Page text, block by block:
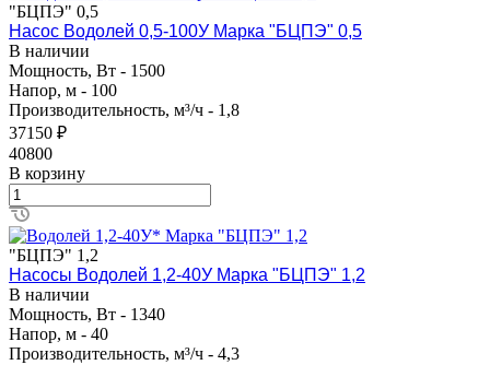
"БЦПЭ" 0,5
Насос Водолей 0,5-100У Марка "БЦПЭ" 0,5
В наличии
Мощность, Вт - 1500
Напор, м - 100
Производительность, м³/ч - 1,8
37150 ₽
40800
В корзину
"БЦПЭ" 1,2
Насосы Водолей 1,2-40У Марка "БЦПЭ" 1,2
В наличии
Мощность, Вт - 1340
Напор, м - 40
Производительность, м³/ч - 4,3